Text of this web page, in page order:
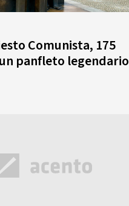
Comunista, 175
panfleto legendario